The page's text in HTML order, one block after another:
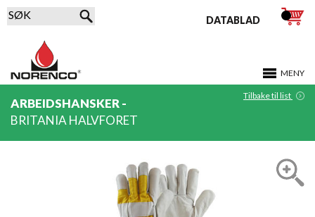
MENY
DATABLAD
ARBEIDSHANSKER -
BRITANIA HALVFORET
Tilbake til list